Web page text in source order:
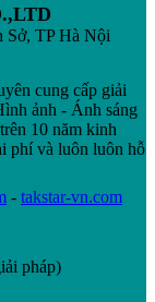
Sở, TP Hà Nội
cung cấp giải
ảnh - Ánh sáng
10 năm kinh
phí và luôn luôn hỗ
- takstar-vn.com
pháp)